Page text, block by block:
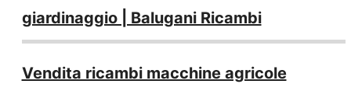
giardinaggio | Balugani Ricambi
Vendita ricambi macchine agricole